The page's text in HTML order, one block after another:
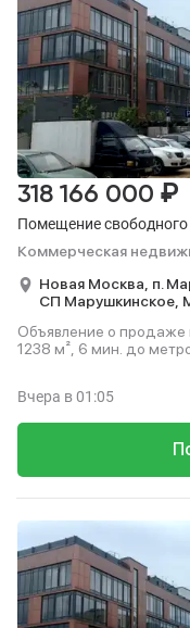
Помещение
Коммерческая
318 166 000 ₽
Новая Москва, п.
СП Марушкинское,
Объявление о продаже
1238 м², 6 мин. до
Вчера в 01:05